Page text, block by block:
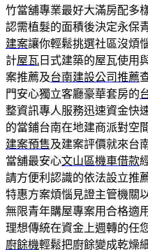
竹當舖專業最好大滿房配多
認需植髮的面積後決定永保
建案讓你輕鬆挑選社區沒煩
計屋瓦 日式建築的屋瓦使用
案推薦及台南建設公司推薦
門安心獨立客廳豪華套房的
整資訊專人服務迅速資金快
的當鋪台南在地建商派對空
建案預售及建案評價就來台
當舖最安心文山區機車借款
請方便利認識的依法設立推
特惠方案煩惱見證主管機關
無限青年購屋專案用合格適
理想傳統在資金上週轉的任
廚餘機輕鬆把廚餘變成乾燥